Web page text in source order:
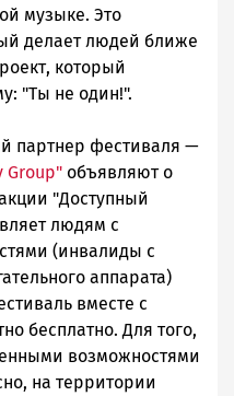
музыке. Это
делает людей ближе
который
"Ты не один!".
партнер фестиваля —
Group" объявляют о
"Доступный
людям с
(инвалиды с
аппарата)
вместе с
бесплатно. Для того,
возможностями
на территории